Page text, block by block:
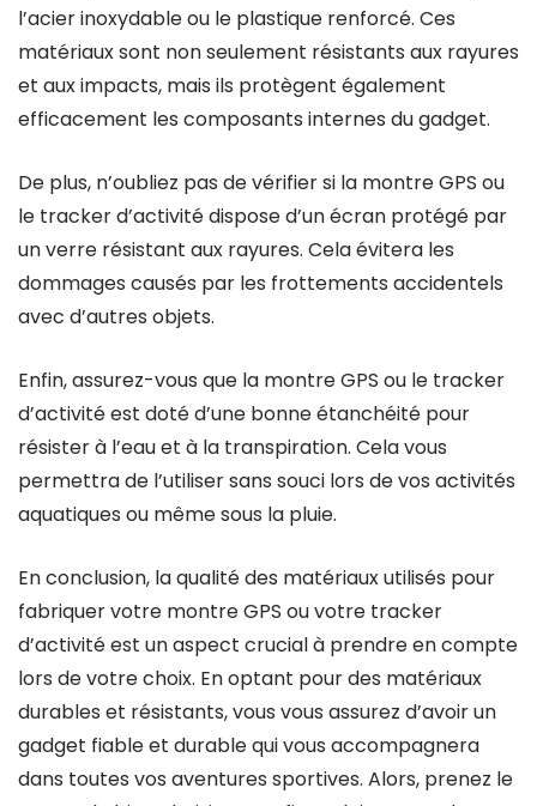
l’acier inoxydable ou le plastique renforcé. Ces
matériaux sont non seulement résistants aux rayures
et aux impacts, mais ils protègent également
efficacement les composants internes du gadget.
De plus, n’oubliez pas de vérifier si la montre GPS ou
le tracker d’activité dispose d’un écran protégé par
un verre résistant aux rayures. Cela évitera les
dommages causés par les frottements accidentels
avec d’autres objets.
Enfin, assurez-vous que la montre GPS ou le tracker
d’activité est doté d’une bonne étanchéité pour
résister à l’eau et à la transpiration. Cela vous
permettra de l’utiliser sans souci lors de vos activités
aquatiques ou même sous la pluie.
En conclusion, la qualité des matériaux utilisés pour
fabriquer votre montre GPS ou votre tracker
d’activité est un aspect crucial à prendre en compte
lors de votre choix. En optant pour des matériaux
durables et résistants, vous vous assurez d’avoir un
gadget fiable et durable qui vous accompagnera
dans toutes vos aventures sportives. Alors, prenez le